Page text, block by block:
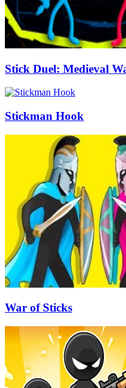
Stick Duel: Medieval
Stickman Hook
War of Sticks